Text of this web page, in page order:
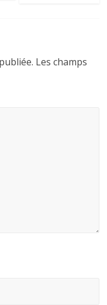
Les champs